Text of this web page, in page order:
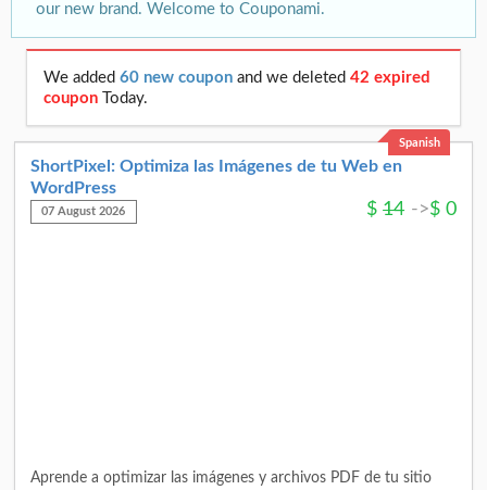
our new brand. Welcome to Couponami.
We added60 new couponand we deleted42 expired
coupon Today.
Spanish
ShortPixel: Optimiza las Imágenes de tu Web en
WordPress
07 August 2026 $ 14 ->$ 0
Aprende a optimizar las imágenes y archivos PDF de tu sitio